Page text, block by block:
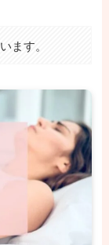
ます。